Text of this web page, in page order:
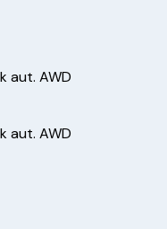
aut. AWD
aut. AWD